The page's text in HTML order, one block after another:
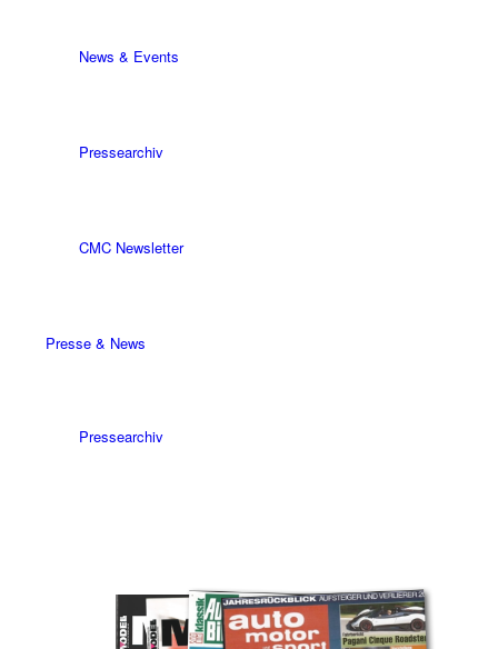
News & Events
Pressearchiv
CMC Newsletter
Presse & News
Pressearchiv